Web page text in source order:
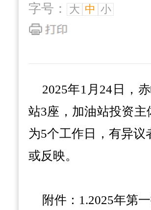
字号：
大 中 小
2025年1 月 24 日，
站3座，加油站投资主
为5个工作日，有异议
或反映。
附件： 1.2025年第一